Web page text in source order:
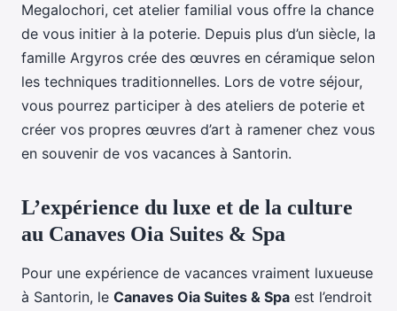
Megalochori, cet atelier familial vous offre la chance
de vous initier à la poterie. Depuis plus d’un siècle, la
famille Argyros crée des œuvres en céramique selon
les techniques traditionnelles. Lors de votre séjour,
vous pourrez participer à des ateliers de poterie et
créer vos propres œuvres d’art à ramener chez vous
en souvenir de vos vacances à Santorin.
L’expérience du luxe et de la culture
au Canaves Oia Suites & Spa
Pour une expérience de vacances vraiment luxueuse
à Santorin, le Canaves Oia Suites & Spa est l’endroit